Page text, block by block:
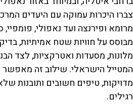
צברו היכרות עמוקה עם היעדים
מרומא ופירנצה ועד נאפולי,
מבוסס על חוויות שטח אמיתיות,
מלונות, מסעדות ואטרקציות, לצד
המטייל הישראלי. שילוב זה
מדויקות, טיפים חשובים ותובנות
רגילים.